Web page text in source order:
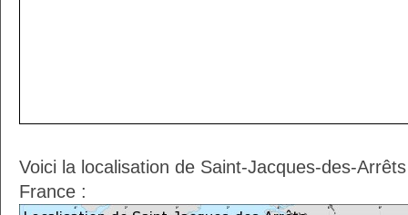
Voici la localisation de Saint-Jacques-des-
France :